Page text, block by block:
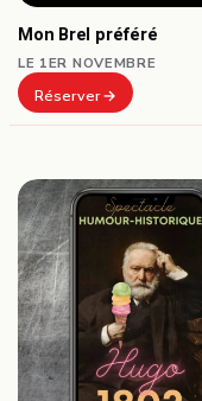
Mon Brel préféré
LE 1ER NOVEMBRE
Réserver